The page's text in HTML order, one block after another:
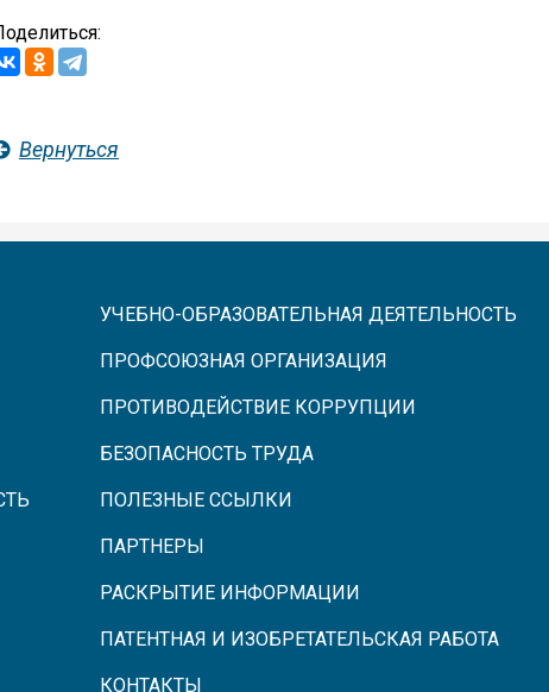
Вернуться
УЧЕБНО-ОБРАЗОВАТЕЛЬНАЯ ДЕЯТЕЛЬНОСТЬ
ПРОФСОЮЗНАЯ ОРГАНИЗАЦИЯ
ПРОТИВОДЕЙСТВИЕ КОРРУПЦИИ
БЕЗОПАСНОСТЬ ТРУДА
ПОЛЕЗНЫЕ ССЫЛКИ
ПАРТНЕРЫ
РАСКРЫТИЕ ИНФОРМАЦИИ
ПАТЕНТНАЯ И ИЗОБРЕТАТЕЛЬСКАЯ РАБОТА
КОНТАКТЫ